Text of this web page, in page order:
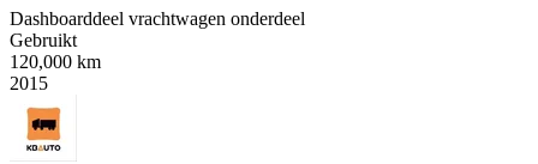
Dashboarddeel vrachtwagen onderdeel
Gebruikt
120,000 km
2015